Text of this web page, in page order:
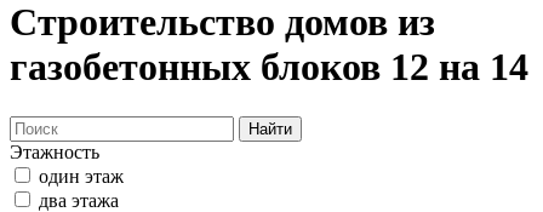
Строительство домов из
газобетонных блоков 12 на 14
Найти
Этажность
один этаж
два этажа